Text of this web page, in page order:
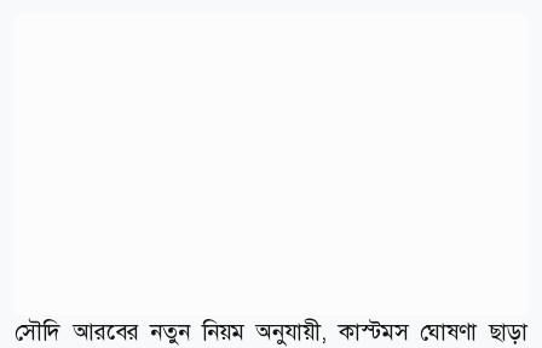
সৌদি আরবের নতুন নিয়ম অনুযায়ী, কাস্টমস ঘোষণা ছাড়া